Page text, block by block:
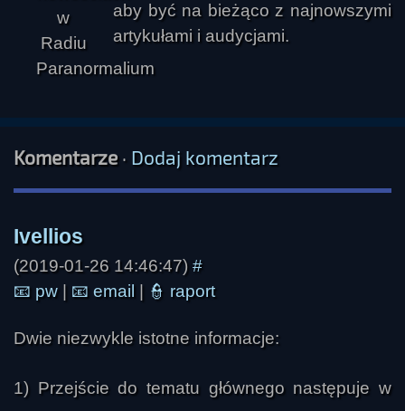
aby być na bieżąco z najnowszymi
artykułami i audycjami.
Komentarze· Dodaj komentarz
(2019-01-26 14:46:47) #
📧 pw 📧 email 👮 raport
Dwie niezwykle istotne informacje:
1) Przejście do tematu głównego następuje w